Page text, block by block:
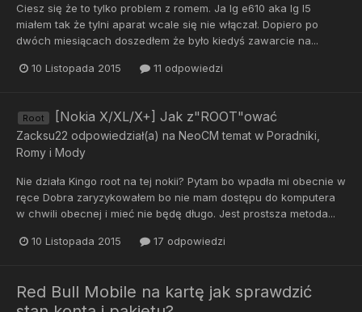
Ciesz się że to tylko problem z romem. Ja lg e610 aka lg l5
miałem tak że tylni aparat wcale się nie włączał. Dopiero po
dwóch miesiącach doszedłem że było kiedyś zawarcie na...
10 Listopada 2015 11 odpowiedzi
Root [Nokia X/XL/X+] Jak z"ROOT"ować
Zacksu22 odpowiedział(a) na NeoCM temat w Poradniki,
Romy i Mody
Nie działa Kingo root na tej nokii? Pytam bo wpadła mi obecnie w
ręce Dobra zaryzykowałem bo nie mam dostępu do komputera
w chwili obecnej i mieć nie będę długo. Jest prostsza metoda...
10 Listopada 2015 17 odpowiedzi
Red Bull Mobile na kartę jak sprawdzić